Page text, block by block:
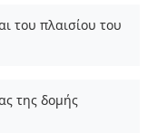
του πλαισίου του
της δομής